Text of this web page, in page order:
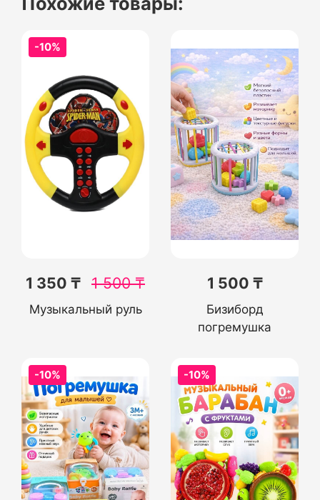
-10%
1 350 ₸ 1 500₸
Музыкальный руль
1 500 ₸
Бизиборд
погремушка
-10% -10%